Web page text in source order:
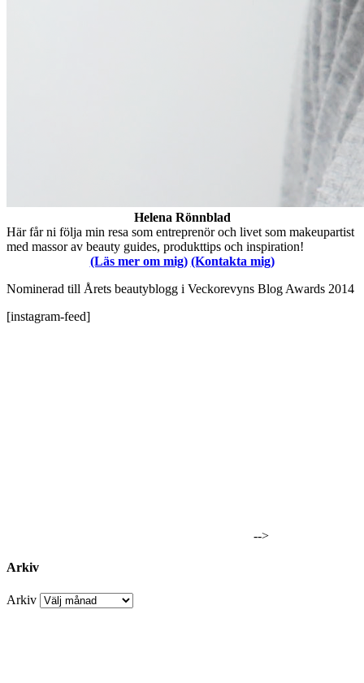
Helena Rönnblad
Här får ni följa min resa som entreprenör och livet som makeupartist
med massor av beauty guides, produkttips och inspiration!
(Läs mer om mig) (Kontakta mig)
Nominerad till Årets beautyblogg i Veckorevyns Blog Awards 2014
[instagram-feed]
-->
Arkiv
Arkiv